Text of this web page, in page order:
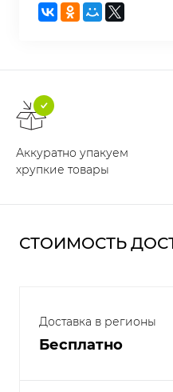
Аккуратно упакуем
хрупкие товары
СТОИМОСТЬ
Доставка в регионы
Бесплатно